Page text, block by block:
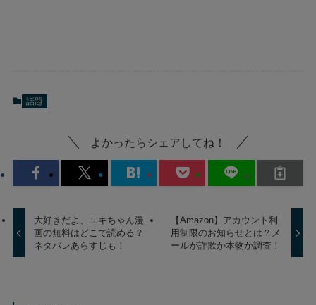
話題
よかったらシェアしてね！
大好きだよ、ユキちゃん漫
画の無料はどこで読める？
ネタバレあらすじも！
【Amazon】アカウント利
用制限のお知らせとは？メ
ールが詐欺か本物か調査！